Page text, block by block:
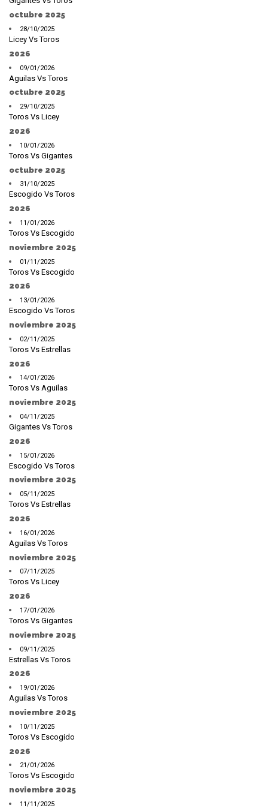
octubre 2025
28/10/2025
Licey Vs Toros
2026
09/01/2026
Aguilas Vs Toros
octubre 2025
29/10/2025
Toros Vs Licey
2026
10/01/2026
Toros Vs Gigantes
octubre 2025
31/10/2025
Escogido Vs Toros
2026
11/01/2026
Toros Vs Escogido
noviembre 2025
01/11/2025
Toros Vs Escogido
2026
13/01/2026
Escogido Vs Toros
noviembre 2025
02/11/2025
Toros Vs Estrellas
2026
14/01/2026
Toros Vs Aguilas
noviembre 2025
04/11/2025
Gigantes Vs Toros
2026
15/01/2026
Escogido Vs Toros
noviembre 2025
05/11/2025
Toros Vs Estrellas
2026
16/01/2026
Aguilas Vs Toros
noviembre 2025
07/11/2025
Toros Vs Licey
2026
17/01/2026
Toros Vs Gigantes
noviembre 2025
09/11/2025
Estrellas Vs Toros
2026
19/01/2026
Aguilas Vs Toros
noviembre 2025
10/11/2025
Toros Vs Escogido
2026
21/01/2026
Toros Vs Escogido
noviembre 2025
11/11/2025